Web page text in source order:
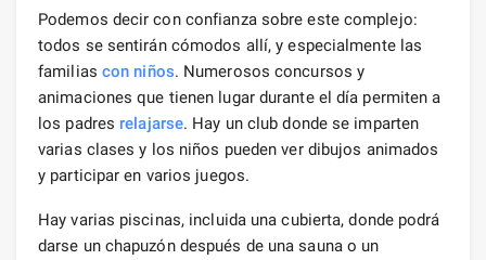
Podemos decir con confianza sobre este complejo:
todos se sentirán cómodos allí, y especialmente las
familias con niños. Numerosos concursos y
animaciones que tienen lugar durante el día permiten a
los padres relajarse. Hay un club donde se imparten
varias clases y los niños pueden ver dibujos animados
y participar en varios juegos.
Hay varias piscinas, incluida una cubierta, donde podrá
darse un chapuzón después de una sauna o un